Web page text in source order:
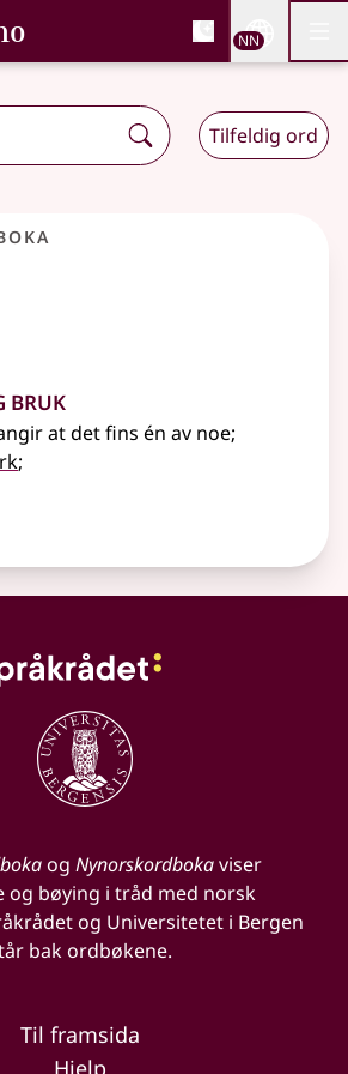
, Bokmålsordboka og
NN
Tilfeldig ord
bruk
at det fins én av noe;
;
og Nynorskordbokaviser
og bøying i tråd med norsk
og Universitetet i Bergen
bak ordbøkene.
Til framsida
Hjelp